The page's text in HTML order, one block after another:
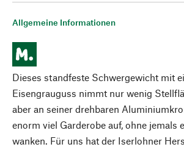
Allgemeine Informationen
Dieses standfeste Schwergewicht mit
Eisengrauguss nimmt nur wenig
aber an seiner drehbaren
enorm viel Garderobe auf, ohne jemals
wanken. Für uns hat der Iserlohner